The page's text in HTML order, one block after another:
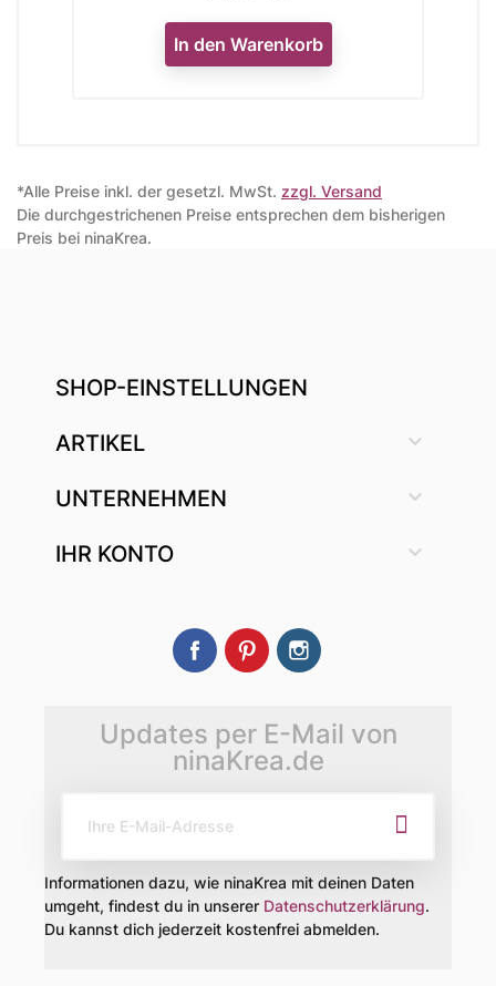
In den Warenkorb
*Alle Preise inkl. der gesetzl. MwSt. zzgl. Versand
Die durchgestrichenen Preise entsprechen dem bisherigen
Preis bei ninaKrea.
SHOP-EINSTELLUNGEN
ARTIKEL 
UNTERNEHMEN 
IHR KONTO 
FacebookPinterest
Updates per E-Mail von
ninaKrea.de
Informationen dazu, wie ninaKrea mit deinen Daten
umgeht, findest du in unserer Datenschutzerklärung.
Du kannst dich jederzeit kostenfrei abmelden.